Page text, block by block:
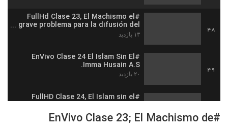
48
#FullHd Clase 23, El Machismo el
grave problema para la difusión del
Islam, Los errores en difusión
۱۳ بازدید
49
#EnVivo Clase 24 El Islam Sin El
Imma Husain A.S.
۲۰ بازدید
#FullHD Clase 24, El Islam sin el
valentía
۲۴ بازدید
#EnVivo Clase 23; El Machismo de